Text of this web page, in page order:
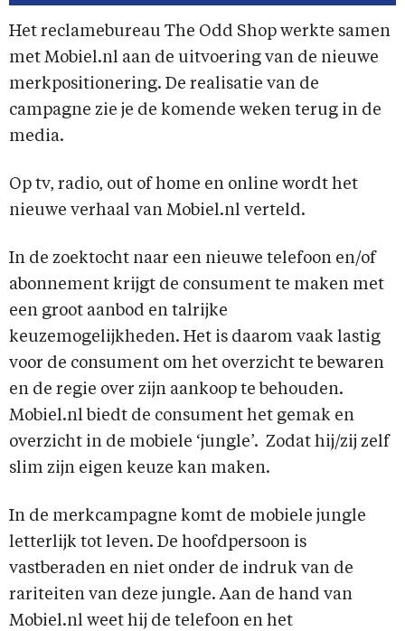
Het reclamebureau The Odd Shop werkte samen
met Mobiel.nl aan de uitvoering van de nieuwe
merkpositionering. De realisatie van de
campagne zie je de komende weken terug in de
media.
Op tv, radio, out of home en online wordt het
nieuwe verhaal van Mobiel.nl verteld.
In de zoektocht naar een nieuwe telefoon en/of
abonnement krijgt de consument te maken met
een groot aanbod en talrijke
keuzemogelijkheden. Het is daarom vaak lastig
voor de consument om het overzicht te bewaren
en de regie over zijn aankoop te behouden.
Mobiel.nl biedt de consument het gemak en
overzicht in de mobiele ‘jungle’. Zodat hij/zij zelf
slim zijn eigen keuze kan maken.
In de merkcampagne komt de mobiele jungle
letterlijk tot leven. De hoofdpersoon is
vastberaden en niet onder de indruk van de
rariteiten van deze jungle. Aan de hand van
Mobiel.nl weet hij de telefoon en het